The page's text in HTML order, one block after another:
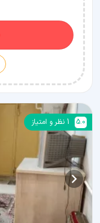
5.0
1 نظر و امتیاز